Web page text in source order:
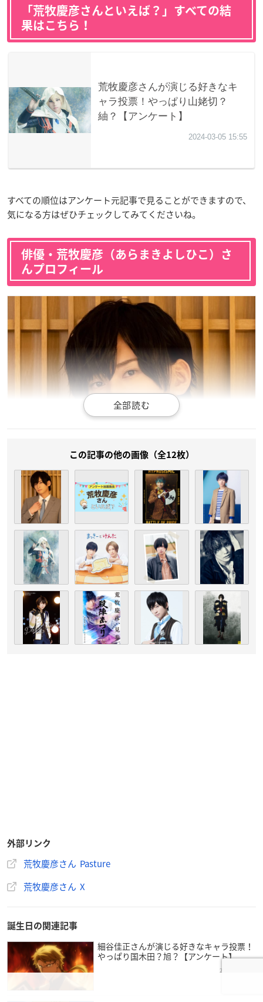
「荒牧慶彦さんといえば？」すべての結
果はこちら！
すべての順位はアンケート元記事で見ることができますので、
気になる方はぜひチェックしてみてくださいね。
俳優・荒牧慶彦（あらまきよしひこ）さ
んプロフィール
（引用：Pasture 公式サイト
この記事の他の画像（全12枚）
外部リンク
荒牧慶彦さん Pasture
荒牧慶彦さん X
誕生日の関連記事
細谷佳正さんが演じる好きなキャラ投票！
やっぱり国木田？旭？【アンケート】
2024年2月01日